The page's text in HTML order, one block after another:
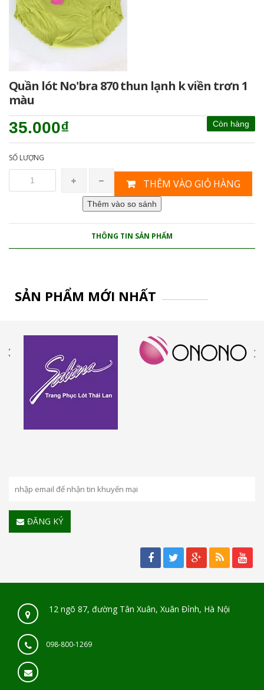
Quần lót No'bra 870 thun lạnh k viền trơn 1
màu
Còn hàng
35.000₫
SỐ LƯỢNG
THÊM VÀO GIỎ HÀNG
THÔNG TIN SẢN PHẨM
SẢN PHẨM MỚI NHẤT
ĐĂNG KÝ
12 ngõ 87, đường Tân Xuân, Xuân Đỉnh, Hà Nội
098-800-1269